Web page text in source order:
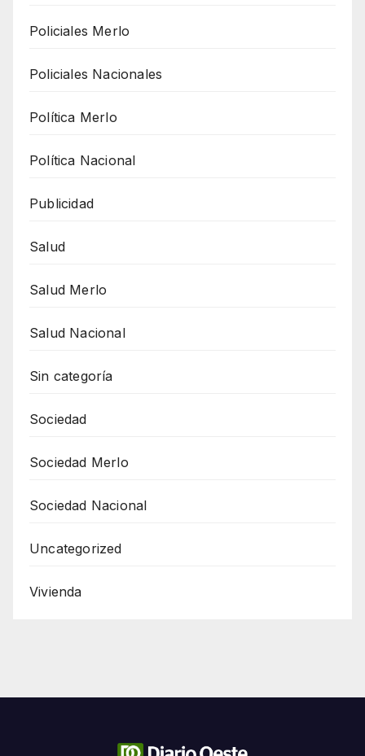
Policiales Merlo
Policiales Nacionales
Política Merlo
Política Nacional
Publicidad
Salud
Salud Merlo
Salud Nacional
Sin categoría
Sociedad
Sociedad Merlo
Sociedad Nacional
Uncategorized
Vivienda